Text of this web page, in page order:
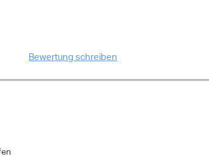
Bewertung schreiben